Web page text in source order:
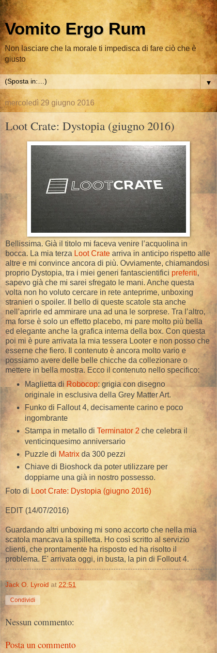
Vomito Ergo Rum
Non lasciare che la morale ti impedisca di fare ciò che è
giusto
▼
mercoledì 29 giugno 2016
Loot Crate: Dystopia (giugno 2016)
Bellissima. Già il titolo mi faceva venire l’acquolina in
bocca. La mia terza Loot Crate arriva in anticipo rispetto alle
altre e mi convince ancora di più. Ovviamente, chiamandosi
proprio Dystopia, tra i miei generi fantascientifici preferiti,
sapevo già che mi sarei sfregato le mani. Anche questa
volta non ho voluto cercare in rete anteprime, unboxing
stranieri o spoiler. Il bello di queste scatole sta anche
nell’aprirle ed ammirare una ad una le sorprese. Tra l’altro,
ma forse è solo un effetto placebo, mi pare molto più bella
ed elegante anche la grafica interna della box. Con questa
poi mi è pure arrivata la mia tessera Looter e non posso che
esserne che fiero. Il contenuto è ancora molto vario e
possiamo avere delle belle chicche da collezionare o
mettere in bella mostra. Ecco il contenuto nello specifico:
Maglietta di Robocop: grigia con disegno
originale in esclusiva della Grey Matter Art.
Funko di Fallout 4, decisamente carino e poco
ingombrante
Stampa in metallo di Terminator 2 che celebra il
venticinquesimo anniversario
Puzzle di Matrixda 300 pezzi
Chiave di Bioshock da poter utilizzare per
doppiarne una già in nostro possesso.
Foto di Loot Crate: Dystopia (giugno 2016)
EDIT (14/07/2016)
Guardando altri unboxing mi sono accorto che nella mia
scatola mancava la spilletta. Ho così scritto al servizio
clienti, che prontamente ha risposto ed ha risolto il
problema. E' arrivata oggi, in busta, la pin di Follout 4.
Jack O. Lyroid at 22:51
Condividi
Nessun commento:
Posta un commento